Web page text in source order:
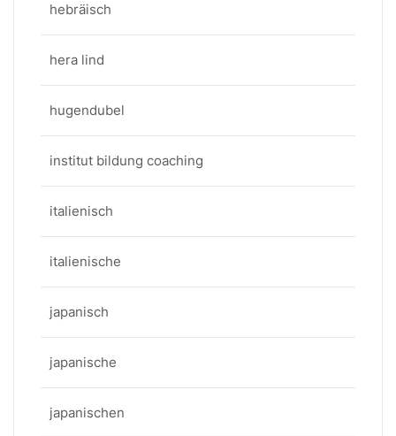
hebräisch
hera lind
hugendubel
institut bildung coaching
italienisch
italienische
japanisch
japanische
japanischen